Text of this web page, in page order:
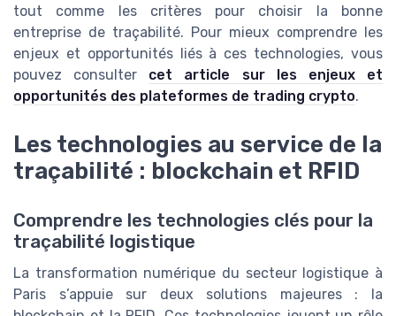
tout comme les critères pour choisir la bonne
entreprise de traçabilité. Pour mieux comprendre les
enjeux et opportunités liés à ces technologies, vous
pouvez consulter cet article sur les enjeux et
opportunités des plateformes de trading crypto.
Les technologies au service de la
traçabilité : blockchain et RFID
Comprendre les technologies clés pour la
traçabilité logistique
La transformation numérique du secteur logistique à
Paris s’appuie sur deux solutions majeures : la